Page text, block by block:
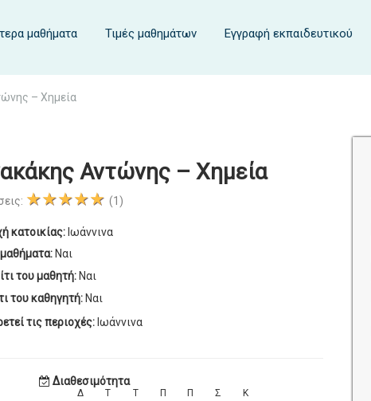
μαθήματα Τιμές μαθημάτων Εγγραφή εκπαιδευτικού
– Χημεία
Αντώνης – Χημεία
★★★★★ (1)
κατοικίας: Ιωάννινα
Ναι
του μαθητή:Ναι
του καθηγητή:Ναι
τις περιοχές: Ιωάννινα
Διαθεσιμότητα
Δ Τ Τ Π Π Σ Κ